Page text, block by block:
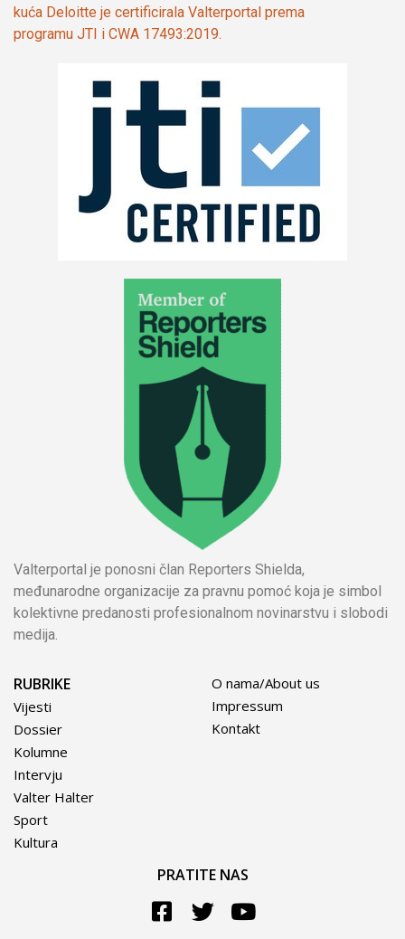
kuća Deloitte je certificirala Valterportal prema
programu JTI i CWA 17493:2019.
Valterportal je ponosni član Reporters Shielda,
međunarodne organizacije za pravnu pomoć koja je simbol
kolektivne predanosti profesionalnom novinarstvu i slobodi
medija.
RUBRIKE
Vijesti
Dossier
Kolumne
Intervju
Valter Halter
Sport
Kultura
O nama/About us
Impressum
Kontakt
PRATITE NAS